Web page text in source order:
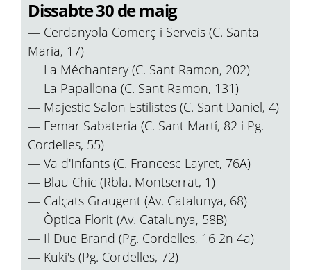
Dissabte 30 de maig
— Cerdanyola Comerç i Serveis (C. Santa
Maria, 17)
— La Méchantery (C. Sant Ramon, 202)
— La Papallona (C. Sant Ramon, 131)
— Majestic Salon Estilistes (C. Sant Daniel, 4)
— Femar Sabateria (C. Sant Martí, 82 i Pg.
Cordelles, 55)
— Va d'Infants (C. Francesc Layret, 76A)
— Blau Chic (Rbla. Montserrat, 1)
— Calçats Graugent (Av. Catalunya, 68)
— Òptica Florit (Av. Catalunya, 58B)
— Il Due Brand (Pg. Cordelles, 16 2n 4a)
— Kuki's (Pg. Cordelles, 72)